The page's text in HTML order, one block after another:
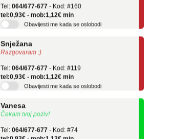
tel:0,93€ - mob:1,12€ min
Obavijesti me kada se oslobodi
Razgovaram :)
tel:0,93€ - mob:1,12€ min
Obavijesti me kada se oslobodi
Čekam tvoj poziv!
tel:0,93€ - mob:1,12€ min